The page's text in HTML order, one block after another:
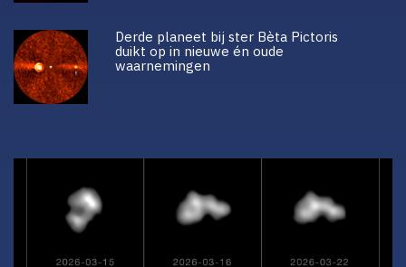
Derde planeet bij ster Bèta Pictoris
duikt op in nieuwe én oude
waarnemingen